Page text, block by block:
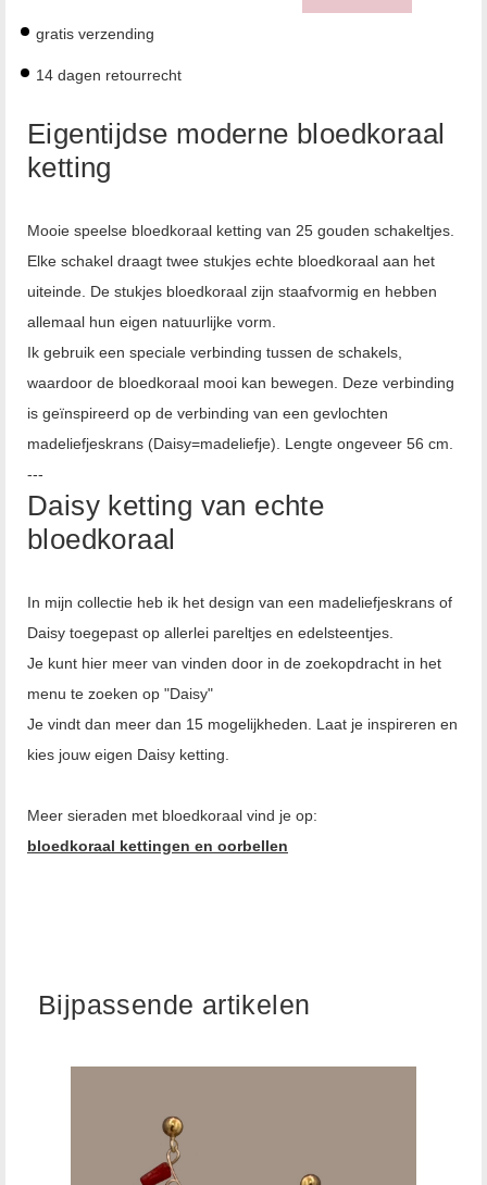
gratis verzending
14 dagen retourrecht
Eigentijdse moderne bloedkoraal
ketting
Mooie speelse bloedkoraal ketting van 25 gouden schakeltjes.
Elke schakel draagt twee stukjes echte bloedkoraal aan het
uiteinde. De stukjes bloedkoraal zijn staafvormig en hebben
allemaal hun eigen natuurlijke vorm.
Ik gebruik een speciale verbinding tussen de schakels,
waardoor de bloedkoraal mooi kan bewegen. Deze verbinding
is geïnspireerd op de verbinding van een gevlochten
madeliefjeskrans (Daisy=madeliefje). Lengte ongeveer 56 cm.
---
Daisy ketting van echte
bloedkoraal
In mijn collectie heb ik het design van een madeliefjeskrans of
Daisy toegepast op allerlei pareltjes en edelsteentjes.
Je kunt hier meer van vinden door in de zoekopdracht in het
menu te zoeken op "Daisy"
Je vindt dan meer dan 15 mogelijkheden. Laat je inspireren en
kies jouw eigen Daisy ketting.
Meer sieraden met bloedkoraal vind je op:
bloedkoraal kettingen en oorbellen
Bijpassende artikelen